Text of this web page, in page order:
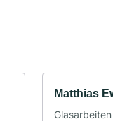
Matthias
Glasarbeiten